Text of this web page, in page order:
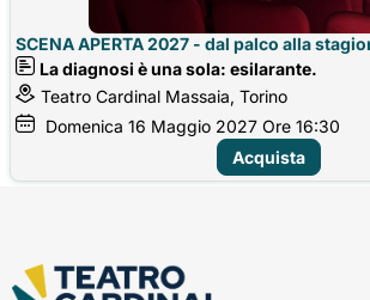
SCENA APERTA 2027 - dal palco alla
La diagnosi è una sola: esilarante.
Teatro Cardinal Massaia, Torino
Domenica 16 Maggio 2027 Ore 16:30
Acquista